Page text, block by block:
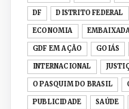
Senac-DF leva
Acervo histórico
DF DISTRITO FEDERAL
ECONOMIA
GDF EM AÇÃO GOIÁS
INTERNACIONAL
O PASQUIM DO BRASIL
PUBLICIDADE SAÚDE